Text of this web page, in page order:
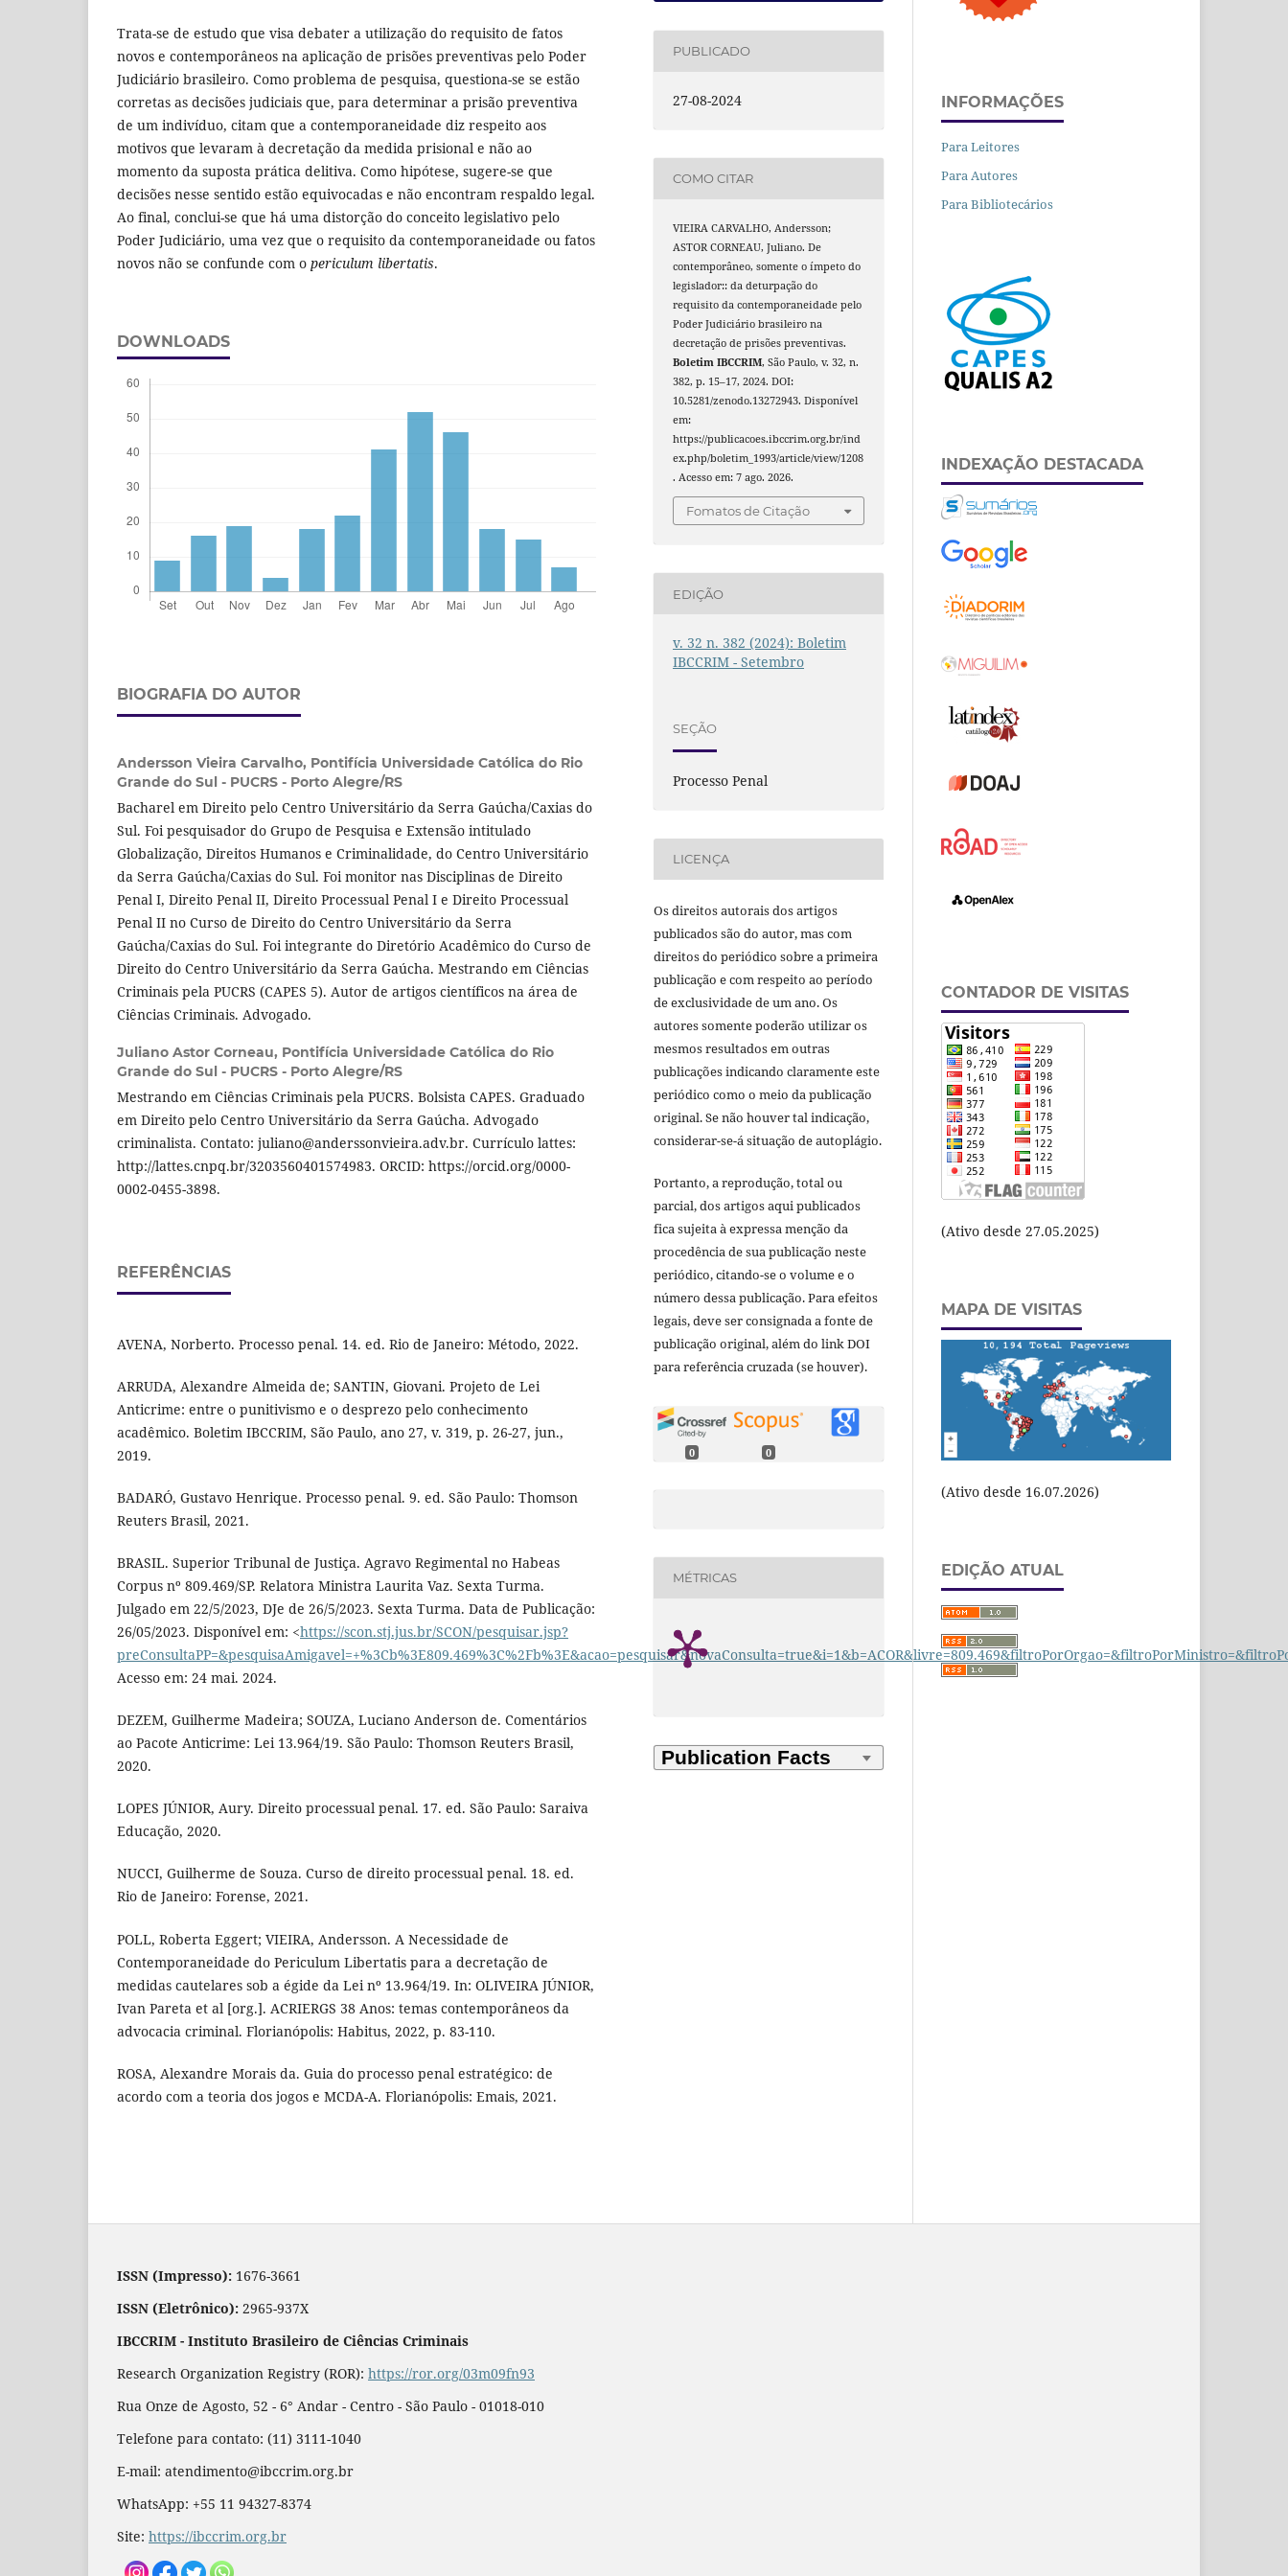
Trata-se de estudo que visa debater a utilização do requisito de fatos
novos e contemporâneos na aplicação de prisões preventivas pelo Poder
Judiciário brasileiro. Como problema de pesquisa, questiona-se se estão
corretas as decisões judiciais que, para determinar a prisão preventiva
de um indivíduo, citam que a contemporaneidade diz respeito aos
motivos que levaram à decretação da medida prisional e não ao
momento da suposta prática delitiva. Como hipótese, sugere-se que
decisões nesse sentido estão equivocadas e não encontram respaldo legal.
Ao final, conclui-se que há uma distorção do conceito legislativo pelo
Poder Judiciário, uma vez que o requisito da contemporaneidade ou fatos
novos não se confunde com o periculum libertatis.
DOWNLOADS
BIOGRAFIA DO AUTOR
Andersson Vieira Carvalho, Pontifícia Universidade Católica do Rio
Grande do Sul - PUCRS - Porto Alegre/RS
Bacharel em Direito pelo Centro Universitário da Serra Gaúcha/Caxias do
Sul. Foi pesquisador do Grupo de Pesquisa e Extensão intitulado
Globalização, Direitos Humanos e Criminalidade, do Centro Universitário
da Serra Gaúcha/Caxias do Sul. Foi monitor nas Disciplinas de Direito
Penal I, Direito Penal II, Direito Processual Penal I e Direito Processual
Penal II no Curso de Direito do Centro Universitário da Serra
Gaúcha/Caxias do Sul. Foi integrante do Diretório Acadêmico do Curso de
Direito do Centro Universitário da Serra Gaúcha. Mestrando em Ciências
Criminais pela PUCRS (CAPES 5). Autor de artigos científicos na área de
Ciências Criminais. Advogado.
Juliano Astor Corneau, Pontifícia Universidade Católica do Rio
Grande do Sul - PUCRS - Porto Alegre/RS
Mestrando em Ciências Criminais pela PUCRS. Bolsista CAPES. Graduado
em Direito pelo Centro Universitário da Serra Gaúcha. Advogado
criminalista. Contato: juliano@anderssonvieira.adv.br. Currículo lattes:
http://lattes.cnpq.br/3203560401574983. ORCID: https://orcid.org/0000-
0002-0455-3898.
REFERÊNCIAS
AVENA, Norberto. Processo penal. 14. ed. Rio de Janeiro: Método, 2022.
ARRUDA, Alexandre Almeida de; SANTIN, Giovani. Projeto de Lei
Anticrime: entre o punitivismo e o desprezo pelo conhecimento
acadêmico. Boletim IBCCRIM, São Paulo, ano 27, v. 319, p. 26-27, jun.,
2019.
BADARÓ, Gustavo Henrique. Processo penal. 9. ed. São Paulo: Thomson
Reuters Brasil, 2021.
BRASIL. Superior Tribunal de Justiça. Agravo Regimental no Habeas
Corpus nº 809.469/SP. Relatora Ministra Laurita Vaz. Sexta Turma.
Julgado em 22/5/2023, DJe de 26/5/2023. Sexta Turma. Data de Publicação:
26/05/2023. Disponível em: <https://scon.stj.jus.br/SCON/pesquisar.jsp?
Acesso em: 24 mai. 2024.
DEZEM, Guilherme Madeira; SOUZA, Luciano Anderson de. Comentários
ao Pacote Anticrime: Lei 13.964/19. São Paulo: Thomson Reuters Brasil,
2020.
LOPES JÚNIOR, Aury. Direito processual penal. 17. ed. São Paulo: Saraiva
Educação, 2020.
NUCCI, Guilherme de Souza. Curso de direito processual penal. 18. ed.
Rio de Janeiro: Forense, 2021.
POLL, Roberta Eggert; VIEIRA, Andersson. A Necessidade de
Contemporaneidade do Periculum Libertatis para a decretação de
medidas cautelares sob a égide da Lei nº 13.964/19. In: OLIVEIRA JÚNIOR,
Ivan Pareta et al [org.]. ACRIERGS 38 Anos: temas contemporâneos da
advocacia criminal. Florianópolis: Habitus, 2022, p. 83-110.
ROSA, Alexandre Morais da. Guia do processo penal estratégico: de
acordo com a teoria dos jogos e MCDA-A. Florianópolis: Emais, 2021.
PUBLICADO
27-08-2024
COMO CITAR
VIEIRA CARVALHO, Andersson;
ASTOR CORNEAU, Juliano. De
contemporâneo, somente o ímpeto do
legislador:: da deturpação do
requisito da contemporaneidade pelo
Poder Judiciário brasileiro na
decretação de prisões preventivas.
Boletim IBCCRIM, São Paulo, v. 32, n.
382, p. 15–17, 2024. DOI:
10.5281/zenodo.13272943. Disponível
em:
https://publicacoes.ibccrim.org.br/ind
ex.php/boletim_1993/article/view/1208
. Acesso em: 7 ago. 2026.
Fomatos de Citação
EDIÇÃO
v. 32 n. 382 (2024): Boletim
IBCCRIM - Setembro
SEÇÃO
Processo Penal
LICENÇA
Os direitos autorais dos artigos
publicados são do autor, mas com
direitos do periódico sobre a primeira
publicação e com respeito ao período
de exclusividade de um ano. Os
autores somente poderão utilizar os
mesmos resultados em outras
publicações indicando claramente este
periódico como o meio da publicação
original. Se não houver tal indicação,
considerar-se-á situação de autoplágio.
Portanto, a reprodução, total ou
parcial, dos artigos aqui publicados
fica sujeita à expressa menção da
procedência de sua publicação neste
periódico, citando-se o volume e o
número dessa publicação. Para efeitos
legais, deve ser consignada a fonte de
publicação original, além do link DOI
para referência cruzada (se houver).
0 0
MÉTRICAS
INFORMAÇÕES
Para Leitores
Para Autores
Para Bibliotecários
INDEXAÇÃO DESTACADA
CONTADOR DE VISITAS
(Ativo desde 27.05.2025)
MAPA DE VISITAS
(Ativo desde 16.07.2026)
EDIÇÃO ATUAL
ISSN (Impresso): 1676-3661
ISSN (Eletrônico): 2965-937X
IBCCRIM - Instituto Brasileiro de Ciências Criminais
Research Organization Registry (ROR): https://ror.org/03m09fn93
Rua Onze de Agosto, 52 - 6° Andar - Centro - São Paulo - 01018-010
Telefone para contato: (11) 3111-1040
E-mail: atendimento@ibccrim.org.br
WhatsApp: +55 11 94327-8374
Site: https://ibccrim.org.br